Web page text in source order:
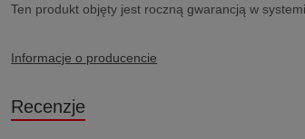
Ten produkt objęty jest roczną gwarancją w
Informacje o producencie
Recenzje